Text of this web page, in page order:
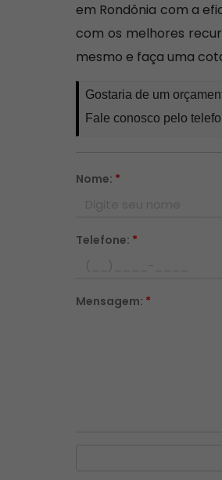
em Rondônia com a
com os melhores
mesmo e faça uma
Gostaria de um
Fale conosco pelo
Nome: *
Telefone: *
Mensagem: *